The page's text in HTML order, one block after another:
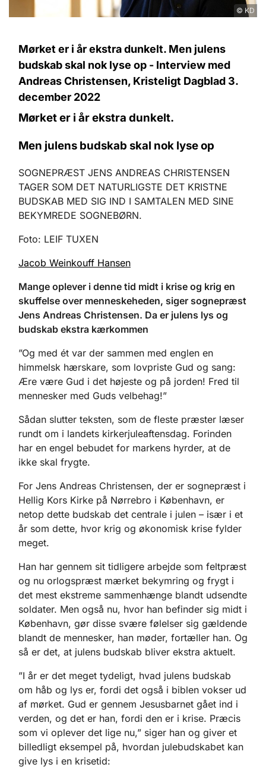
© KD
Mørket er i år ekstra dunkelt. Men julens
budskab skal nok lyse op - Interview med
Andreas Christensen, Kristeligt Dagblad 3.
december 2022
Mørket er i år ekstra dunkelt.
Men julens budskab skal nok lyse op
SOGNEPRÆST JENS ANDREAS CHRISTENSEN
TAGER SOM DET NATURLIGSTE DET KRISTNE
BUDSKAB MED SIG IND I SAMTALEN MED SINE
BEKYMREDE SOGNEBØRN.
Foto: LEIF TUXEN
Jacob Weinkouff Hansen
Mange oplever i denne tid midt i krise og krig en
skuffelse over menneskeheden, siger sognepræst
Jens Andreas Christensen. Da er julens lys og
budskab ekstra kærkommen
”Og med ét var der sammen med englen en
himmelsk hærskare, som lovpriste Gud og sang:
Ære være Gud i det højeste og på jorden! Fred til
mennesker med Guds velbehag!”
Sådan slutter teksten, som de fleste præster læser
rundt om i landets kirkerjuleaftensdag. Forinden
har en engel bebudet for markens hyrder, at de
ikke skal frygte.
For Jens Andreas Christensen, der er sognepræst i
Hellig Kors Kirke på Nørrebro i København, er
netop dette budskab det centrale i julen – især i et
år som dette, hvor krig og økonomisk krise fylder
meget.
Han har gennem sit tidligere arbejde som feltpræst
og nu orlogspræst mærket bekymring og frygt i
det mest ekstreme sammenhænge blandt udsendte
soldater. Men også nu, hvor han befinder sig midt i
København, gør disse svære følelser sig gældende
blandt de mennesker, han møder, fortæller han. Og
så er det, at julens budskab bliver ekstra aktuelt.
”I år er det meget tydeligt, hvad julens budskab
om håb og lys er, fordi det også i biblen vokser ud
af mørket. Gud er gennem Jesusbarnet gået ind i
verden, og det er han, fordi den er i krise. Præcis
som vi oplever det lige nu,” siger han og giver et
billedligt eksempel på, hvordan julebudskabet kan
give lys i en krisetid: